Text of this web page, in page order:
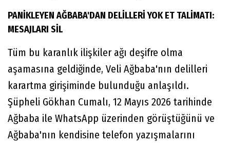
PANİKLEYEN AĞBABA'DAN DELİLLERİ YOK ET TALİMATI:
MESAJLARI SİL
Tüm bu karanlık ilişkiler ağı deşifre olma
aşamasına geldiğinde, Veli Ağbaba'nın delilleri
karartma girişiminde bulunduğu anlaşıldı.
Şüpheli Gökhan Cumalı, 12 Mayıs 2026 tarihinde
Ağbaba ile WhatsApp üzerinden görüştüğünü ve
Ağbaba'nın kendisine telefon yazışmalarını